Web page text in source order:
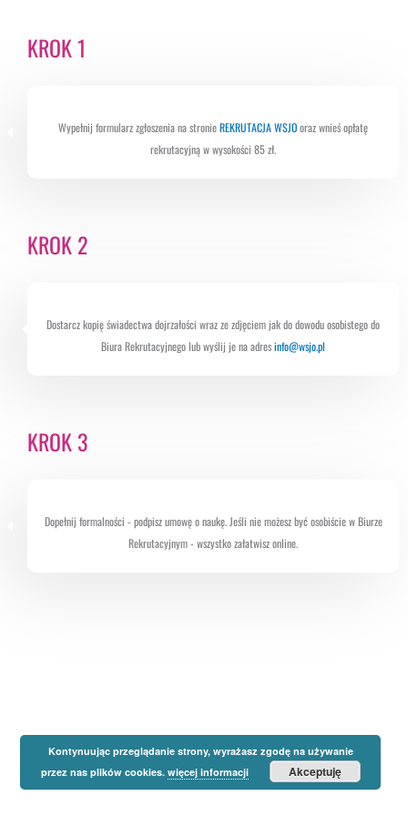
Wypełnij formularz zgłoszenia na stronieREKRUTACJA WSJOoraz wnieś opłatę
rekrutacyjną w wysokości 85 zł.
KROK 1
Dostarcz kopię świadectwa dojrzałości wraz ze zdjęciem jak do dowodu osobistego do
Biura Rekrutacyjnego lub wyślij je na adresinfo@wsjo.pl
KROK 2
Dopełnij formalności - podpisz umowę o naukę. Jeśli nie możesz być osobiście w Biurze
Rekrutacyjnym - wszystko załatwisz online.
KROK 3
Kontynuując przeglądanie strony, wyrażasz zgodę na używanie
przez nas plików cookies. więcej informacji Akceptuję